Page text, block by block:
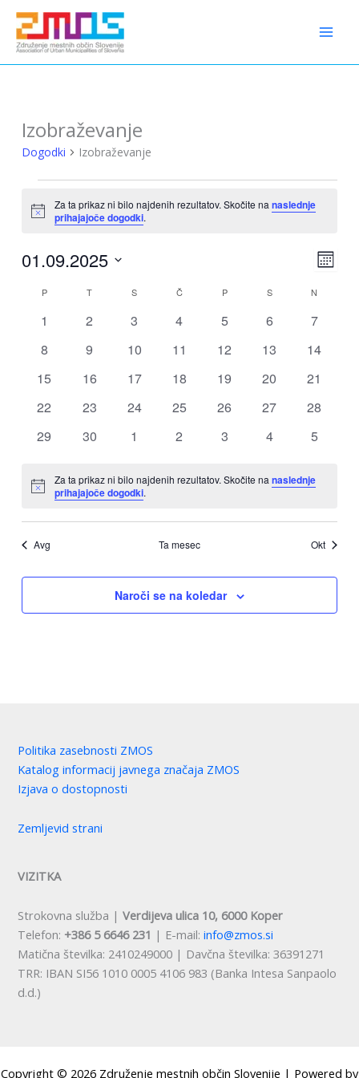
content
Preskoči
vsebino
Izobraževanje
Dogodki Izobraževanje
Notice
Za ta prikaz ni bilo najdenih rezultatov. Skočite nanaslednje
prihajajoče dogodki.
Pogledi
Mesec
01.09.2025
datum.
Koledar
PPONEDELJEK
T S ČČETRTEKPPETEK SSOBOTA N
0
1
0
2
0
3
0
4
0
5
0
6
0
7
0
8
0
9
0
10
0
11
0
12
0
13
0
14
0
15
0
16
0
17
0
18
0
19
0
20
0
21
0
22
0
23
0
24
0
25
0
26
0
27
0
28
0
29
0
30
0
1
0
2
0
3
0
4
0
5
Notice
Za ta prikaz ni bilo najdenih rezultatov. Skočite nanaslednje
prihajajoče dogodki.
Avg Ta mesec Okt
Naroči se na koledar
Politika zasebnosti ZMOS
Katalog informacij javnega značaja ZMOS
Izjava o dostopnosti
Zemljevid strani
VIZITKA
Strokovna služba |Verdijeva ulica 10, 6000 Koper
Telefon: +386 5 6646 231 | E-mail:info@zmos.si
Matična številka: 2410249000 | Davčna številka: 36391271
TRR: IBAN SI56 1010 0005 4106 983 (Banka Intesa Sanpaolo
d.d.)
Copyright © 2026 Združenje mestnih občin Slovenije | Powered by